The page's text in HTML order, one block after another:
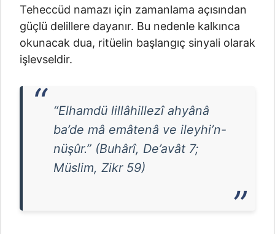
Teheccüd namazı için zamanlama açısından
güçlü delillere dayanır. Bu nedenle kalkınca
okunacak dua, ritüelin başlangıç sinyali olarak
işlevseldir.
“Elhamdü lillâhillezî ahyânâ
ba’de mâ emâtenâ ve ileyhi’n-
nüşûr.” (Buhârî, De’avât 7;
Müslim, Zikr 59)